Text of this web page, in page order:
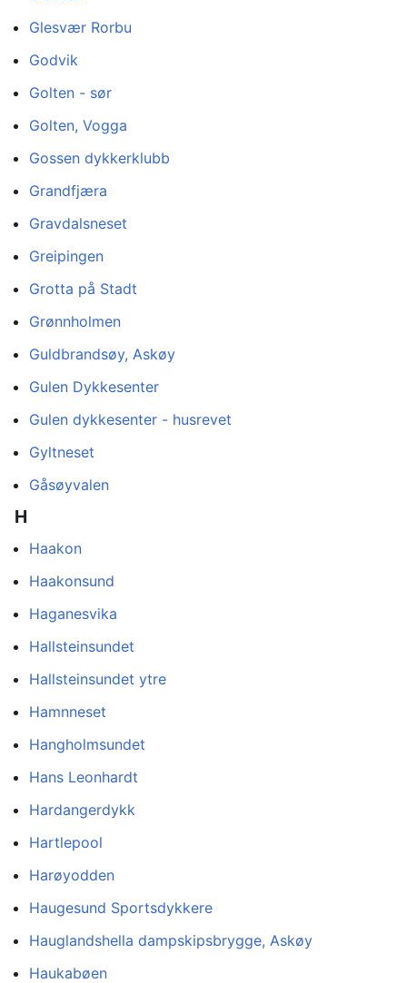
Glesvær Rorbu
Godvik
Golten - sør
Golten, Vogga
Gossen dykkerklubb
Grandfjæra
Gravdalsneset
Greipingen
Grotta på Stadt
Grønnholmen
Guldbrandsøy, Askøy
Gulen Dykkesenter
Gulen dykkesenter - husrevet
Gyltneset
Gåsøyvalen
H
Haakon
Haakonsund
Haganesvika
Hallsteinsundet
Hallsteinsundet ytre
Hamnneset
Hangholmsundet
Hans Leonhardt
Hardangerdykk
Hartlepool
Harøyodden
Haugesund Sportsdykkere
Hauglandshella dampskipsbrygge, Askøy
Haukabøen